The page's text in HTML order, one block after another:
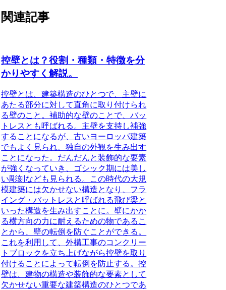
関連記事
控壁とは？役割・種類・特徴を分
かりやすく解説。
控壁とは、建築構造のひとつで、主壁に
あたる部分に対して直角に取り付けられ
る壁のこと 。補助的な壁のことで、バッ
トレスとも呼ばれる。主壁を支持し補強
することになるが、古いヨーロッパ建築
でもよく見られ、独自の外観を生み出す
ことになった。だんだんと装飾的な要素
が強くなっていき、
ゴシック期には美し
い彫刻なども見られる 。この時代の大規
模建築には欠かせない構造となり、フラ
イング・バットレスと呼ばれる飛び梁と
いった構造を生み出すことに。壁にかか
る横方向の力に耐えるための物であるこ
とから、壁の転倒を防ぐことができる 。
これを利用して、外構工事のコンクリー
トブロックを立ち上げながら控壁を取り
付けることによって転倒を防止する。控
壁は、建物の構造や装飾的な要素として
欠かせない重要な建築構造のひとつであ